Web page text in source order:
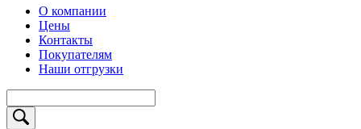
О компании
Цены
Контакты
Покупателям
Наши отгрузки